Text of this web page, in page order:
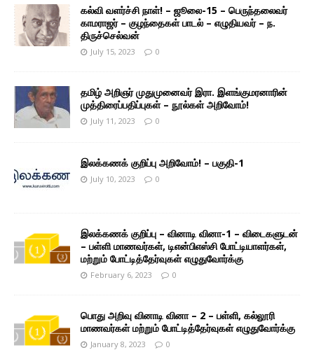
கல்வி வளர்ச்சி நாள்! – ஜூலை-15 – பெருந்தலைவர்
காமராஜர் – குழந்தைகள் பாடல் – எழுதியவர் – ந.
திருச்செல்வன்
July 15, 2023 0
தமிழ் அறிஞர் முதுமுனைவர் இரா. இளங்குமரனாரின்
முத்திரைப்பதிப்புகள் – நூல்கள் அறிவோம்!
July 11, 2023 0
இலக்கணக் குறிப்பு அறிவோம்! – பகுதி-1
July 10, 2023 0
இலக்கணக் குறிப்பு – வினாடி வினா-1 – விடைகளுடன்
– பள்ளி மாணவர்கள், டிஎன்பிஎஸ்சி போட்டியாளர்கள்,
மற்றும் போட்டித்தேர்வுகள் எழுதுவோர்க்கு
February 6, 2023 0
பொது அறிவு வினாடி வினா – 2 – பள்ளி, கல்லூரி
மாணவர்கள் மற்றும் போட்டித்தேர்வுகள் எழுதுவோர்க்கு
January 8, 2023 0